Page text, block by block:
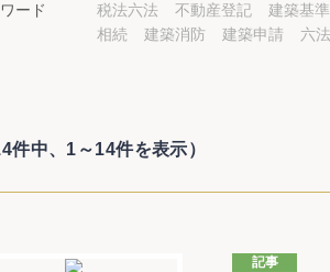
ード 税法六法 不動産登記 建築基
相続
建築消防 建築申請 六法
件中、1～14件を表示）
記事